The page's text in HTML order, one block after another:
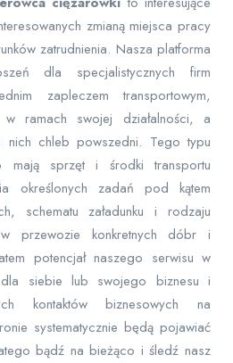
zmianą miejsca pracy
zatrudnienia. Nasza platforma
dla specjalistycznych firm
zapleczem transportowym,
ramach swojej działalności, a
chleb powszedni. Tego typu
mają sprzęt i środki transportu
określonych zadań pod kątem
schematu załadunku i rodzaju
przewozie konkretnych dóbr i
potencjał naszego serwisu w
siebie lub swojego biznesu i
kontaktów biznesowych na
systematycznie będą pojawiać
bądź na bieżąco i śledź nasz